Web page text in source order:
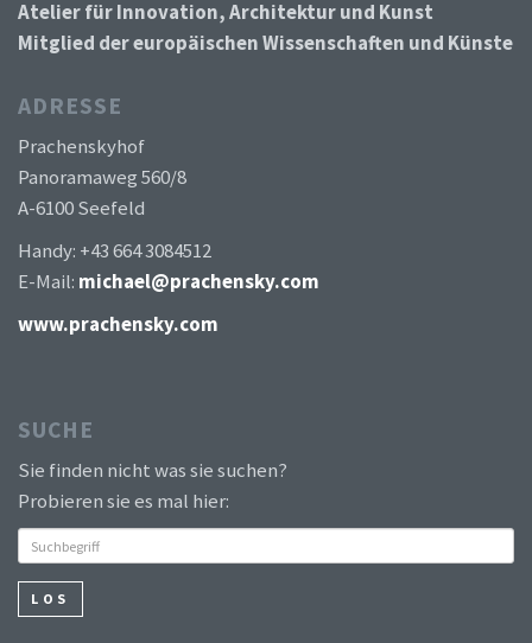
Atelier für Innovation, Architektur und Kunst
Mitglied der europäischen Wissenschaften und Künste
ADRESSE
Prachenskyhof
Panoramaweg 560/8
A-6100 Seefeld
Handy: +43 664 3084512
E-Mail: michael@prachensky.com
www.prachensky.com
SUCHE
Sie finden nicht was sie suchen?
Probieren sie es mal hier:
LOS